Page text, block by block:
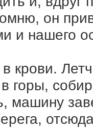
он
и нашего
крови.
горы,
машину